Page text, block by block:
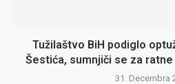
Tužilaštvo BiH podiglo
Šestića, sumnjiči se za
31. Decembra